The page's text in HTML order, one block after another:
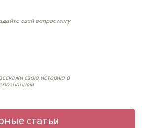
свой вопрос магу
свою историю о
статьи